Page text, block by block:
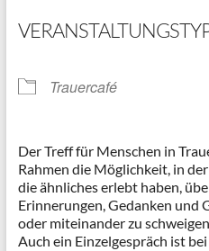
Trauercafé
Der Treff für Menschen in
Rahmen die Möglichkeit, in
die ähnliches erlebt haben,
Erinnerungen, Gedanken und
oder miteinander zu
Auch ein Einzelgespräch ist